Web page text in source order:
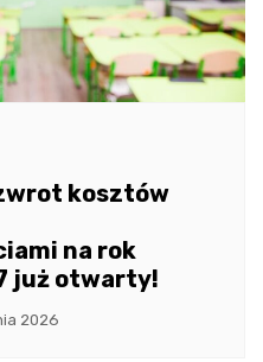
kosztów
na rok
już otwarty!
2026